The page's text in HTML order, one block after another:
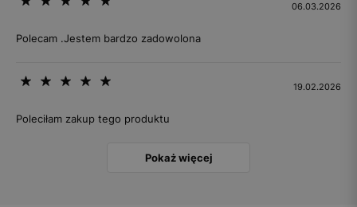
06.03.2026
Polecam .Jestem bardzo zadowolona
19.02.2026
Poleciłam zakup tego produktu
Pokaż więcej